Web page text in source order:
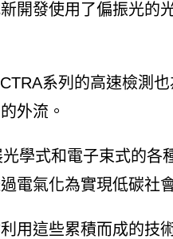
開發使用了偏振光的
系列的高速檢測
外流。
學式和電子束式的各
電氣化為實現低碳社
用這些累積而成的技